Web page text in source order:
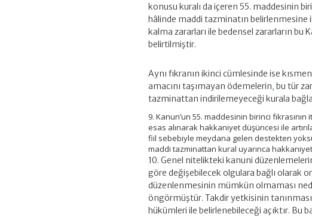
konusu kuralı da içeren 55. maddesinin
hâlinde maddi tazminatın belirlenmesine
kalma zararları ile bedensel zararların
belirtilmiştir.
Aynı fıkranın ikinci cümlesinde ise
amacını taşımayan ödemelerin, bu tür
tazminattan indirilemeyeceği kurala
9. Kanun’un 55. maddesinin birinci
esas alınarak hakkaniyet düşüncesi ile
fiil sebebiyle meydana gelen destekten
maddi tazminattan kural uyarınca
10. Genel nitelikteki kanuni
göre değişebilecek olgulara bağlı olarak
düzenlenmesinin mümkün olmaması
öngörmüştür. Takdir yetkisinin
hükümleri ile belirlenebileceği açıktır.